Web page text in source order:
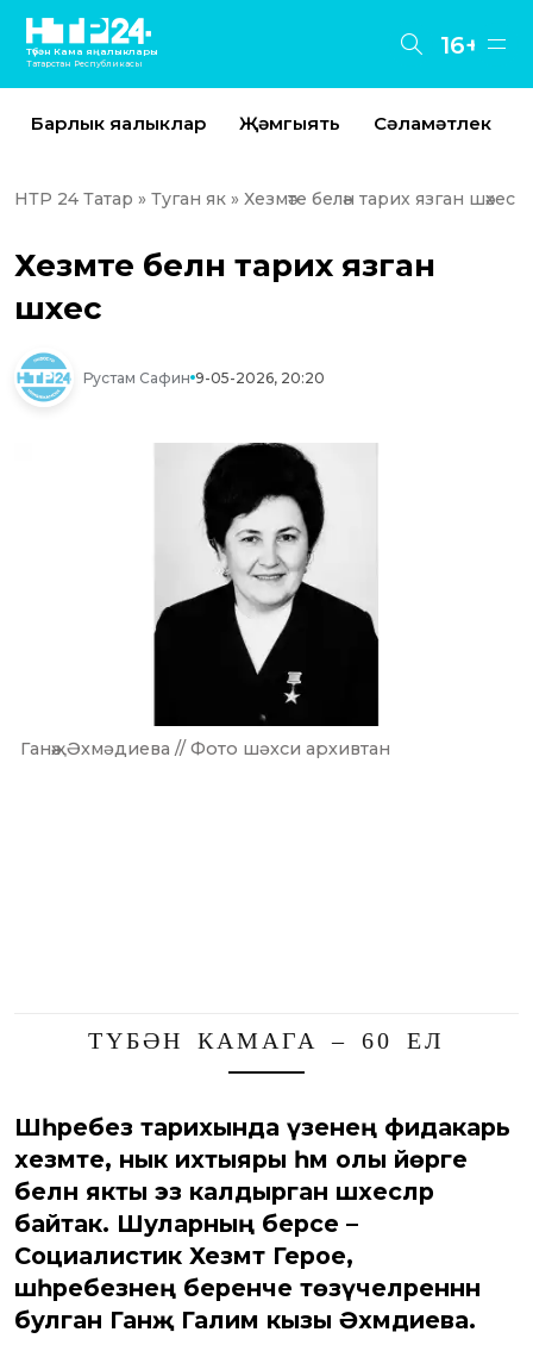
Түбән Кама яңалыклары
Татарстан Республикасы
16+
Барлык яңалыклар Җәмгыять Сәламәтлек
НТР 24 Татар » Туган як » Хезмәте белән тарих язган шәхес
Хезмәте белән тарих язган
шәхес
Рустам Сафин 9-05-2026, 20:20
Ганҗә Әхмәдиева // Фото шәхси архивтан
ТҮБӘН КАМАГА – 60 ЕЛ
Шәһәребез тарихында үзенең фидакарь
хезмәте, нык ихтыяры һәм олы йөрәге
белән якты эз калдырган шәхесләр
байтак. Шуларның берсе –
Социалистик Хезмәт Герое,
шәһәребезнең беренче төзүчеләреннән
булган Ганҗә Галим кызы Әхмәдиева.